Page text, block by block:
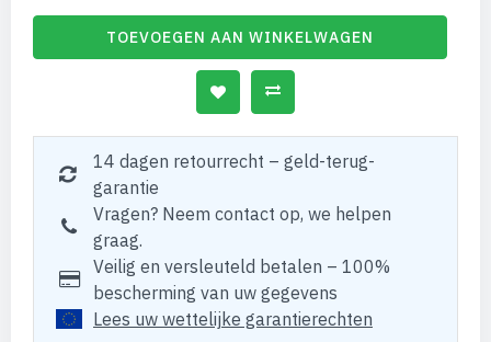
TOEVOEGEN AAN WINKELWAGEN
14 dagen retourrecht – geld-terug-
garantie
Vragen? Neem contact op, we helpen
graag.
Veilig en versleuteld betalen – 100%
bescherming van uw gegevens
Lees uw wettelijke garantierechten